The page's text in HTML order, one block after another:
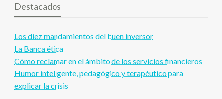
Destacados
Los diez mandamientos del buen inversor
La Banca ética
Cómo reclamar en el ámbito de los servicios financieros
Humor inteligente, pedagógico y terapéutico para
explicar la crisis